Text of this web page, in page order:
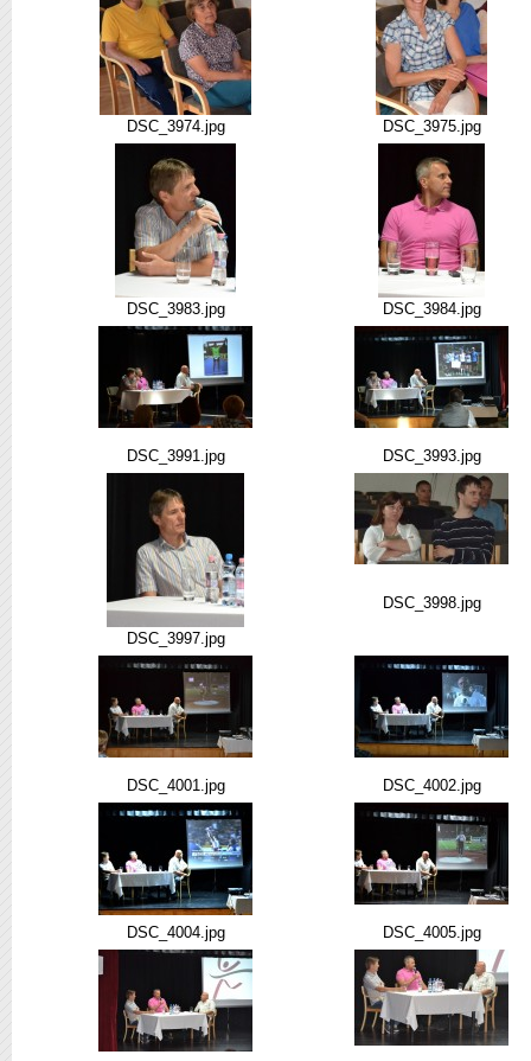
DSC_3974.jpg DSC_3975.jpg
DSC_3983.jpg DSC_3984.jpg
DSC_3991.jpg DSC_3993.jpg
DSC_3997.jpg
DSC_3998.jpg
DSC_4001.jpg DSC_4002.jpg
DSC_4004.jpg DSC_4005.jpg